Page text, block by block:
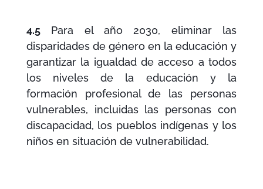
4.5Para el año 2030, eliminar las
disparidades de género en la educación y
garantizar la igualdad de acceso a todos
los niveles de la educación y la
formación profesional de las personas
vulnerables, incluidas las personas con
discapacidad, los pueblos indígenas y los
niños en situación de vulnerabilidad.